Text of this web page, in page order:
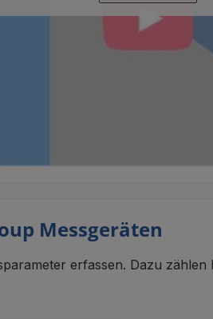
Messgeräten
erfassen. Dazu zählen